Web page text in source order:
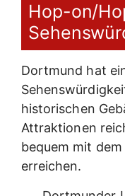
Hop-on/
Dortmund hat
historischen
Attraktionen
bequem mit
erreichen.